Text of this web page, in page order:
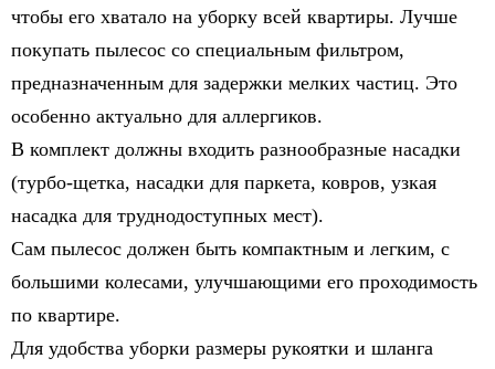
чтобы его хватало на уборку всей квартиры. Лучше
покупать пылесос со специальным фильтром,
предназначенным для задержки мелких частиц. Это
особенно актуально для аллергиков.
В комплект должны входить разнообразные насадки
(турбо-щетка, насадки для паркета, ковров, узкая
насадка для труднодоступных мест).
Сам пылесос должен быть компактным и легким, с
большими колесами, улучшающими его проходимость
по квартире.
Для удобства уборки размеры рукоятки и шланга